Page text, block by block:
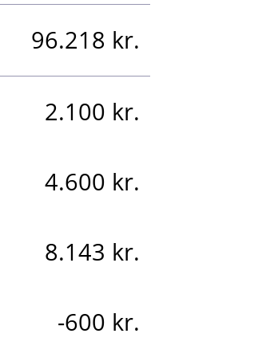
96.218 kr.
2.100 kr.
4.600 kr.
8.143 kr.
-600 kr.